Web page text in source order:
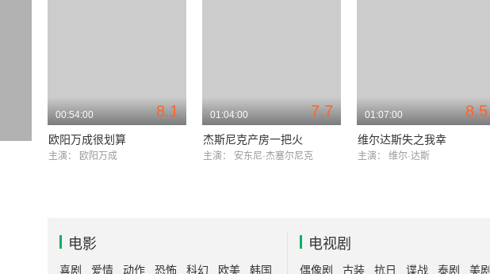
8.1
00:54:00
欧阳万成很划算
主演： 欧阳万成
7.7
01:04:00
杰斯尼克产房一把火
主演： 安东尼·杰塞尔尼克
8.5
01:07:00
维尔达斯失之我幸
主演： 维尔·达斯
电影
喜剧 爱情 动作 恐怖 科幻 欧美 韩国
电视剧
偶像剧 古装 抗日 谍战 泰剧 美剧